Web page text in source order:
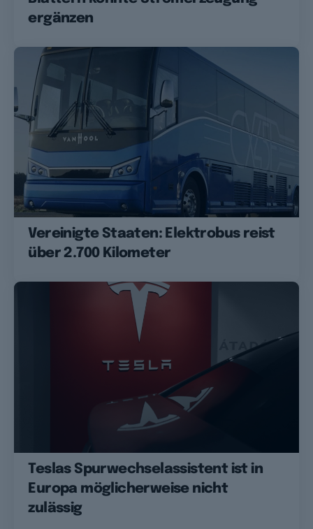
ergänzen
Vereinigte Staaten: Elektrobus reist
über 2.700 Kilometer
Teslas Spurwechselassistent ist in
Europa möglicherweise nicht
zulässig